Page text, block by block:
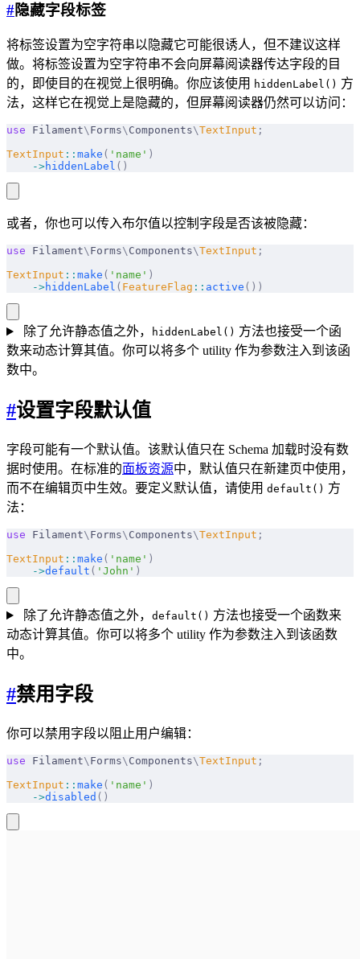
#隐藏字段标签
将标签设置为空字符串以隐藏它可能很诱人，但不建议这样
做。将标签设置为空字符串不会向屏幕阅读器传达字段的目
的，即使目的在视觉上很明确。你应该使用 hiddenLabel() 方
法，这样它在视觉上是隐藏的，但屏幕阅读器仍然可以访问：
use Filament\ Forms\ Components\TextInput ;
TextInput :: make ( 'name' )
    ->
hiddenLabel ()
或者，你也可以传入布尔值以控制字段是否该被隐藏：
use Filament\ Forms\ Components\TextInput ;
TextInput :: make ( 'name' )
    ->
hiddenLabel ( FeatureFlag :: active ())
除了允许静态值之外， hiddenLabel() 方法也接受一个函
数来动态计算其值。你可以将多个 utility 作为参数注入到该函
数中。
#设置字段默认值
字段可能有一个默认值。该默认值只在 Schema 加载时没有数
据时使用。在标准的面板资源中，默认值只在新建页中使用，
而不在编辑页中生效。要定义默认值，请使用 default() 方
法：
use Filament\ Forms\ Components\TextInput ;
TextInput :: make ( 'name' )
    ->
default ( 'John' )
除了允许静态值之外， default() 方法也接受一个函数来
动态计算其值。你可以将多个 utility 作为参数注入到该函数
中。
#禁用字段
你可以禁用字段以阻止用户编辑：
use Filament\ Forms\ Components\TextInput ;
TextInput :: make ( 'name' )
    ->
disabled ()